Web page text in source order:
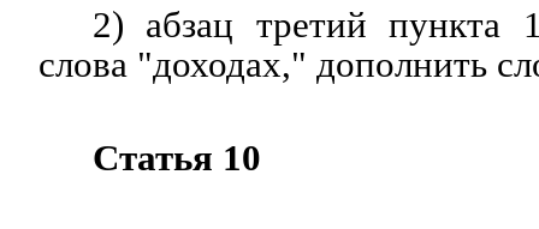
2) абзац третий пункта
слова "доходах," дополнить
Статья 10